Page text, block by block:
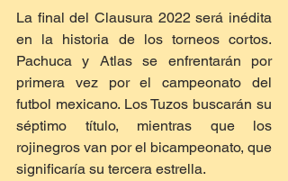
La final del Clausura 2022 será inédita
en la historia de los torneos cortos.
Pachuca y Atlas se enfrentarán por
primera vez por el campeonato del
futbol mexicano. Los Tuzos buscarán su
séptimo título, mientras que los
rojinegros van por el bicampeonato, que
significaría su tercera estrella.